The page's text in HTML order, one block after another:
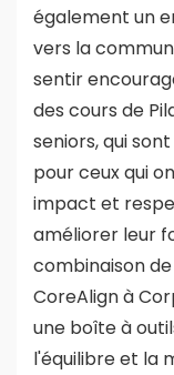
également un
vers la
sentir
des cours de
seniors, qui
pour ceux qui
impact et
améliorer leur
combinaison
CoreAlign à
une boîte à
l'équilibre et la